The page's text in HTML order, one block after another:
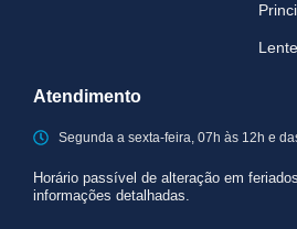
Atendimento
Segunda a sexta-feira, 07h às 12h e
Horário passível de alteração em
informações detalhadas.